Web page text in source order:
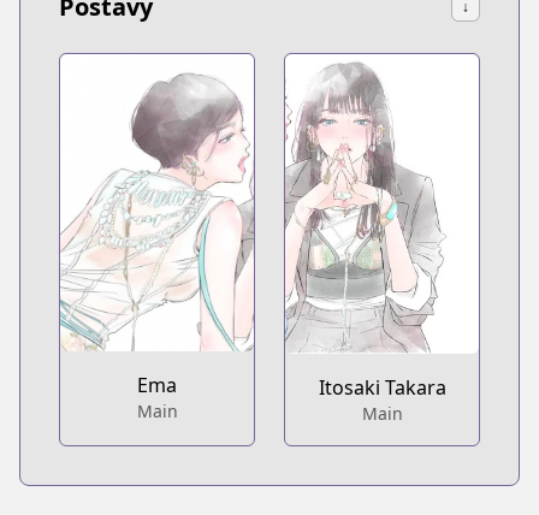
Postavy ↓
Ema
Main
Itosaki Takara
Main